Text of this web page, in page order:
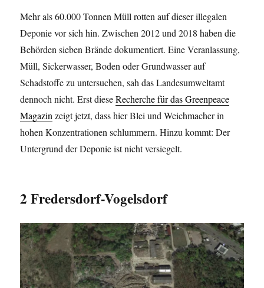
Mehr als 60.000 Tonnen Müll rotten auf dieser illegalen
Deponie vor sich hin. Zwischen 2012 und 2018 haben die
Behörden sieben Brände dokumentiert. Eine Veranlassung,
Müll, Sickerwasser, Boden oder Grundwasser auf
Schadstoffe zu untersuchen, sah das Landesumweltamt
dennoch nicht. Erst dieseRecherche für das Greenpeace
Magazin zeigt jetzt, dass hier Blei und Weichmacher in
hohen Konzentrationen schlummern. Hinzu kommt: Der
Untergrund der Deponie ist nicht versiegelt.
2 Fredersdorf-Vogelsdorf